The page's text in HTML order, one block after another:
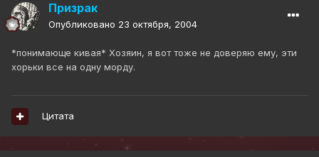
Призрак
Опубликовано 23 октября, 2004
*понимающе кивая* Хозяин, я вот тоже не доверяю ему, эти
хорьки все на одну морду.
Цитата